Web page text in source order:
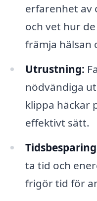
erfarenhet av
och vet hur
främja hälsan
Utrustning:
nödvändiga
klippa häckar
effektivt sätt.
ta tid och
frigör tid för